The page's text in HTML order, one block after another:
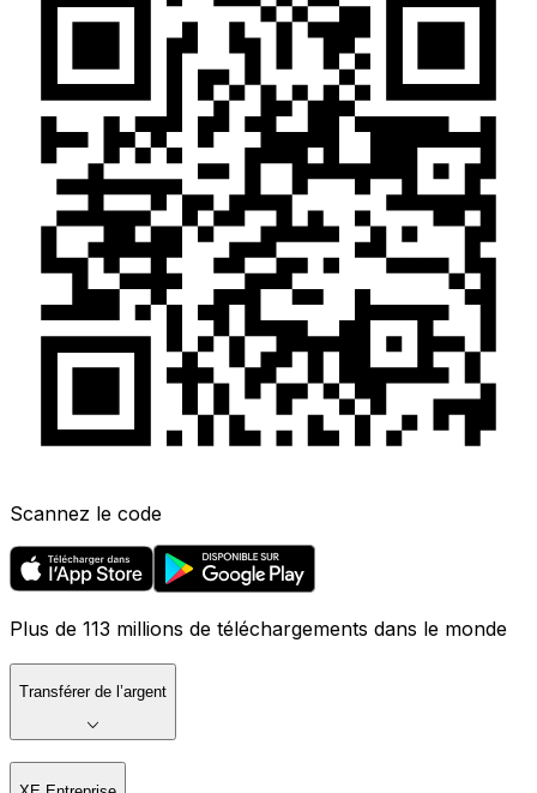
Scannez le code
Plus de 113 millions de téléchargements dans le monde
Transférer de l’argent